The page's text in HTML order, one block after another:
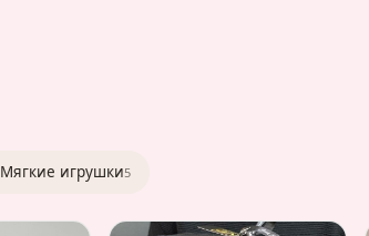
Мягкие игрушки5